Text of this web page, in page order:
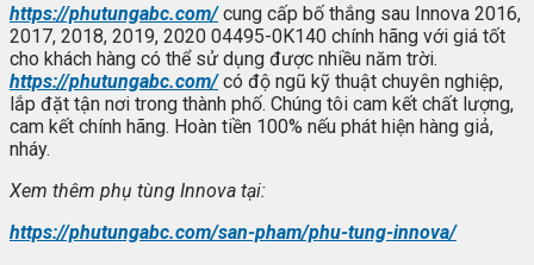
https://phutungabc.com/cung cấp bố thắng sau Innova 2016,
2017, 2018, 2019, 2020 04495-0K140 chính hãng với giá tốt
cho khách hàng có thể sử dụng được nhiều năm trời.
https://phutungabc.com/có độ ngũ kỹ thuật chuyên nghiệp,
lắp đặt tận nơi trong thành phố. Chúng tôi cam kết chất lượng,
cam kết chính hãng. Hoàn tiền 100% nếu phát hiện hàng giả,
nháy.
Xem thêm phụ tùng Innova tại:
https://phutungabc.com/san-pham/phu-tung-innova/